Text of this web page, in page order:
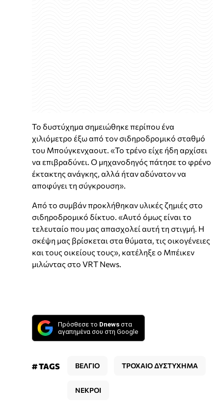
Το δυστύχημα σημειώθηκε περίπου ένα
χιλιόμετρο έξω από τον σιδηροδρομικό σταθμό
του Μπούγκενχαουτ. «Το τρένο είχε ήδη αρχίσει
να επιβραδύνει. Ο μηχανοδηγός πάτησε το φρένο
έκτακτης ανάγκης, αλλά ήταν αδύνατον να
αποφύγει τη σύγκρουση».
Από το συμβάν προκλήθηκαν υλικές ζημιές στο
σιδηροδρομικό δίκτυο. «Αυτό όμως είναι το
τελευταίο που μας απασχολεί αυτή τη στιγμή. Η
σκέψη μας βρίσκεται στα θύματα, τις οικογένειες
και τους οικείους τους», κατέληξε ο Μπέικεν
μιλώντας στο VRT News.
Πρόσθεσε το Dnews στα
αγαπημένα σου στη Google
# TAGS ΒΕΛΓΙΟ ΤΡΟΧΑΙΟ ΔΥΣΤΥΧΗΜΑ
ΝΕΚΡΟΙ